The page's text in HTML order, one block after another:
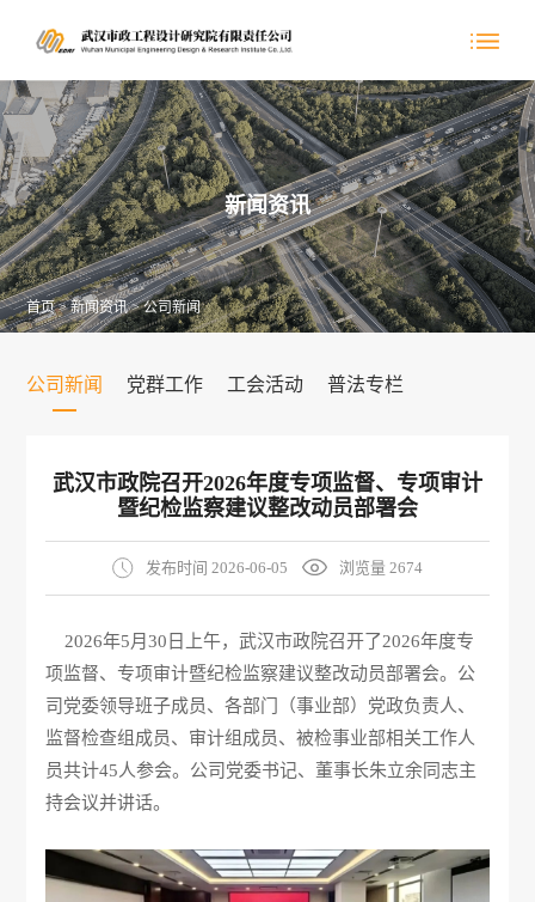
新闻资讯
首页>新闻资讯>公司新闻
公司新闻 党群工作 工会活动 普法专栏
武汉市政院召开2026年度专项监督、专项审计
暨纪检监察建议整改动员部署会
发布时间 2026-06-05 浏览量 2674
2026年5月30日上午，武汉市政院召开了2026年度专
项监督、专项审计暨纪检监察建议整改动员部署会。公
司党委领导班子成员、各部门（事业部）党政负责人、
监督检查组成员、审计组成员、被检事业部相关工作人
员共计45人参会。公司党委书记、董事长朱立余同志主
持会议并讲话。